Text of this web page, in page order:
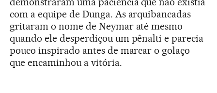
com a equipe de Dunga. As arquibancadas
gritaram o nome de Neymar até mesmo
quando ele desperdiçou um pênalti e parecia
pouco inspirado antes de marcar o golaço
que encaminhou a vitória.